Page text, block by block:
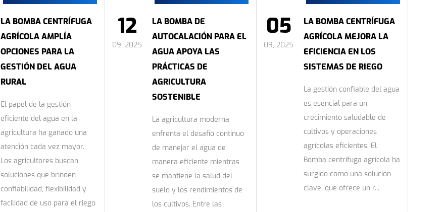
LA BOMBA CENTRÍFUGA
AGRÍCOLA AMPLÍA
OPCIONES PARA LA
GESTIÓN DEL AGUA
RURAL
El papel de la gestión
eficiente del agua en la
agricultura ha ganado una
atención cada vez mayor.
Los agricultores buscan
soluciones que brinden
confiabilidad, flexibilidad y
facilidad de uso para el riego
12
09, 2025
LA BOMBA DE
AUTOCALACIÓN PARA EL
AGUA APOYA LAS
PRÁCTICAS DE
AGRICULTURA
SOSTENIBLE
La agricultura moderna
enfrenta el desafío continuo
de manejar el agua de
manera eficiente mientras
se mantiene la salud del
suelo y los rendimientos de
los cultivos. Entre las
05
09, 2025
LA BOMBA CENTRÍFUGA
AGRÍCOLA MEJORA LA
EFICIENCIA EN LOS
SISTEMAS DE RIEGO
La gestión confiable del agua
es esencial para un
crecimiento saludable de
cultivos y operaciones
agrícolas eficientes. El
Bomba centrífuga agrícola ha
surgido como una solución
clave, que ofrece un r...